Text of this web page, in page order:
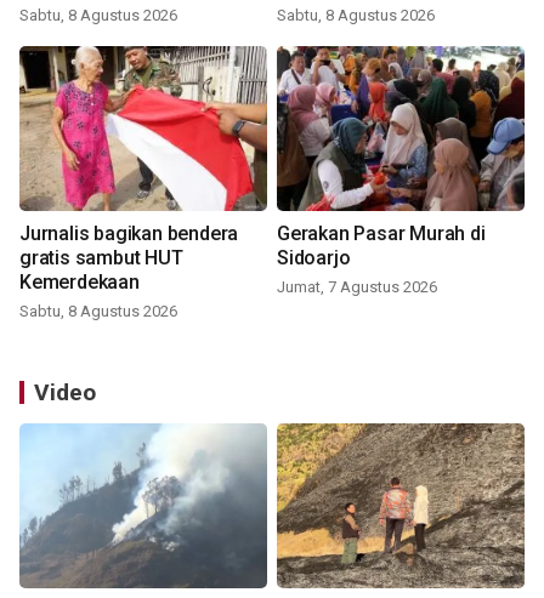
Sabtu, 8 Agustus 2026 Sabtu, 8 Agustus 2026
Jurnalis bagikan bendera
gratis sambut HUT
Kemerdekaan
Sabtu, 8 Agustus 2026
Gerakan Pasar Murah di
Sidoarjo
Jumat, 7 Agustus 2026
Video